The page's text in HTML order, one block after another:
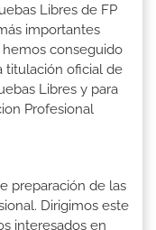
Libres de FP
importantes
conseguido
titulación oficial de
Libres y para
Profesional
preparación de las
Dirigimos este
interesados en